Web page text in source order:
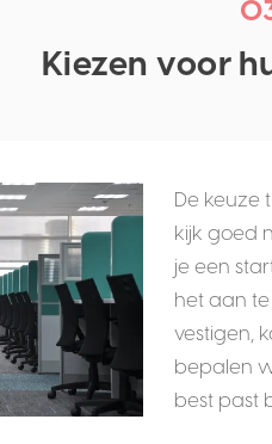
Kiezen voor
De keuze
kijk goed
je een
het aan
vestigen,
bepalen
best past